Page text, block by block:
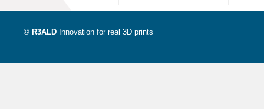
© R3ALD Innovation for real 3D prints